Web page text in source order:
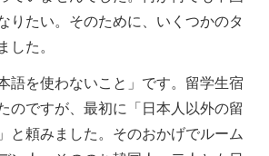
りたい。そのために、いくつかのタ
した。
語を使わないこと」です。留学生宿
のですが、最初に「日本人以外の留
と頼みました。そのおかげでルーム